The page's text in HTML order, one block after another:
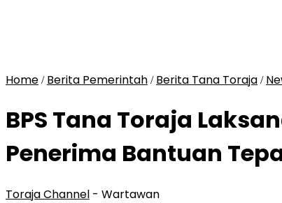
Home / Berita Pemerintah / Berita Tana Toraja /
BPS Tana Toraja
Penerima Bantuan
Toraja Channel - Wartawan